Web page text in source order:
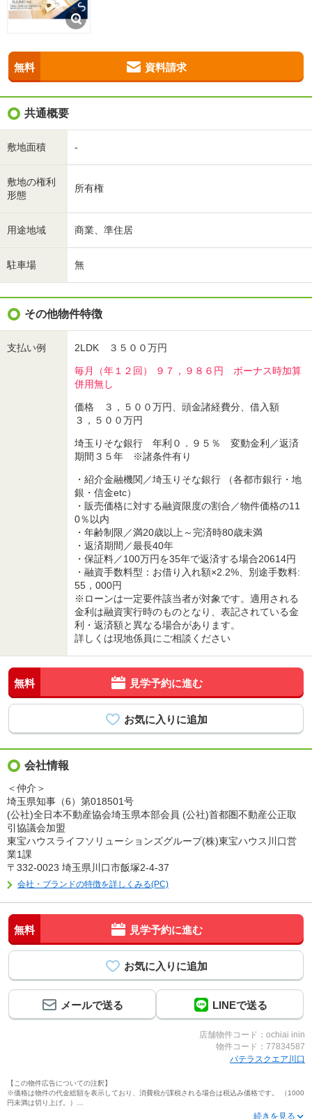
無料 資料請求
共通概要
敷地面積 -
敷地の権利
形態
所有権
用途地域 商業、準住居
駐車場 無
その他物件特徴
支払い例 2LDK ３５００万円
毎月（年１２回） ９７，９８６円 ボーナス時加算
併用無し
価格 ３，５００万円、頭金諸経費分、借入額
３，５００万円
埼玉りそな銀行 年利０．９５％ 変動金利／返済
期間３５年 ※諸条件有り
・紹介金融機関／埼玉りそな銀行 （各都市銀行・地
銀・信金etc）
・販売価格に対する融資限度の割合／物件価格の11
0％以内
・年齢制限／満20歳以上～完済時80歳未満
・返済期間／最長40年
・保証料／100万円を35年で返済する場合20614円
・融資手数料型：お借り入れ額×2.2%、別途手数料:
55，000円
※ローンは一定要件該当者が対象です。適用される
金利は融資実行時のものとなり、表記されている金
利・返済額と異なる場合があります。
詳しくは現地係員にご相談ください
無料 見学予約に進む
会社情報
＜仲介＞
埼玉県知事（6）第018501号
(公社)全日本不動産協会埼玉県本部会員 (公社)首都圏不動産公正取
引協議会加盟
東宝ハウスライフソリューションズグループ(株)東宝ハウス川口営
業1課
〒332-0023 埼玉県川口市飯塚2-4-37
会社・ブランドの特徴を詳しくみる(PC)
無料 見学予約に進む
メールで送る LINEで送る
店舗物件コード：ochiai inin
物件コード：77834587
パテラスクエア川口
【この物件広告についての注釈】
※価格は物件の代金総額を表示しており、消費税が課税される場合は税込み価格です。 （1000
円未満は切り上げ。）
※写真に写っている、またはパース（絵）や間取り図に描かれている家具や車などは、特にコ